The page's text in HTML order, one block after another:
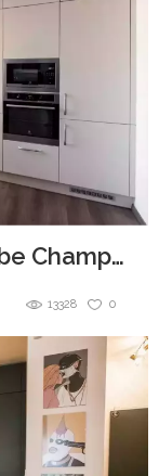
Realizácia kuchyne vo farbe Champagne a Latte
0
13328